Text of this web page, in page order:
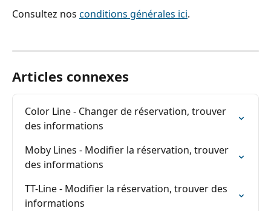
Consultez nos conditions générales ici.
Articles connexes
Color Line - Changer de réservation, trouver
des informations
Moby Lines - Modifier la réservation, trouver
des informations
TT-Line - Modifier la réservation, trouver des
informations